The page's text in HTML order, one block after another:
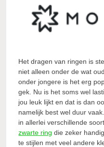
Het dragen van ringen is
niet alleen onder de wat
onder jongere is het erg
gek. Nu is het soms wel
jou leuk lijkt en dat is dan
namelijk best wel duur
in allerlei verschillende
zwarte ring die zeker
te stijlen met veel andere